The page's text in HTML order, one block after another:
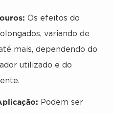
Os efeitos do
variando de
mais, dependendo do
utilizado e do
Podem ser